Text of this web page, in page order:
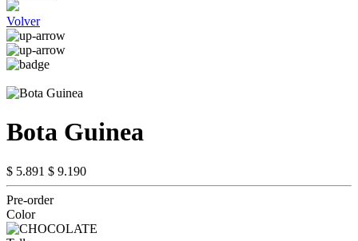
Volver
Bota Guinea
$ 5.891 $ 9.190
Pre-order
Color